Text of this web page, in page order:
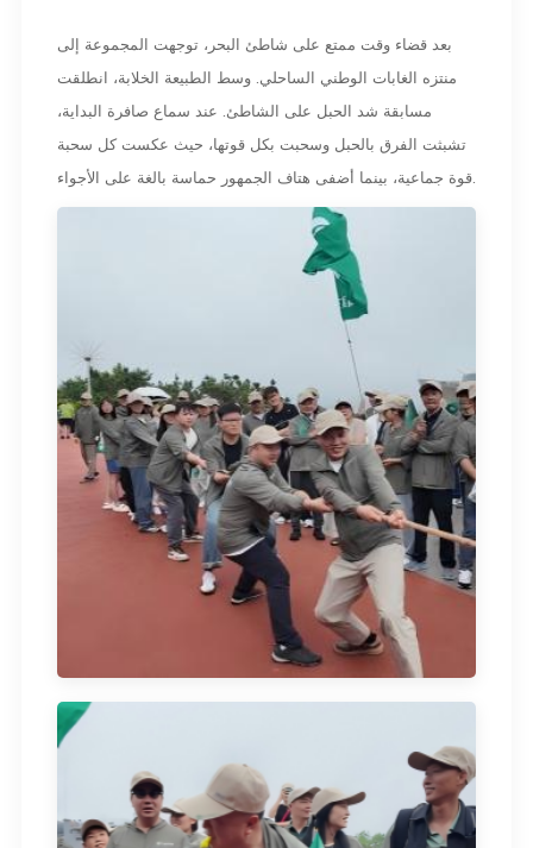
بعد قضاء وقت ممتع على شاطئ البحر، توجهت المجموعة إلى
منتزه الغابات الوطني الساحلي. وسط الطبيعة الخلابة، انطلقت
مسابقة شد الحبل على الشاطئ. عند سماع صافرة البداية،
تشبثت الفرق بالحبل وسحبت بكل قوتها، حيث عكست كل سحبة
قوة جماعية، بينما أضفى هتاف الجمهور حماسة بالغة على الأجواء.